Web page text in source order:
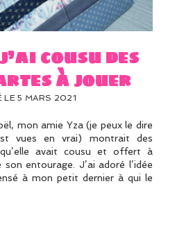
cousu des
à jouer
LE 5 MARS 2021
mon amie Yza (je peux le dire
vues en vrai) montrait des
avait cousu et offert à
entourage. J’ai adoré l’idée
à mon petit dernier à qui le